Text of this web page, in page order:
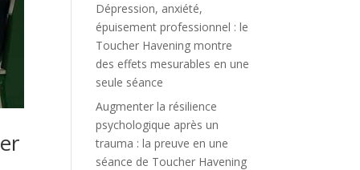
Dépression, anxiété,
épuisement professionnel : le
Toucher Havening montre
des effets mesurables en une
seule séance
Augmenter la résilience
psychologique après un
trauma : la preuve en une
séance de Toucher Havening